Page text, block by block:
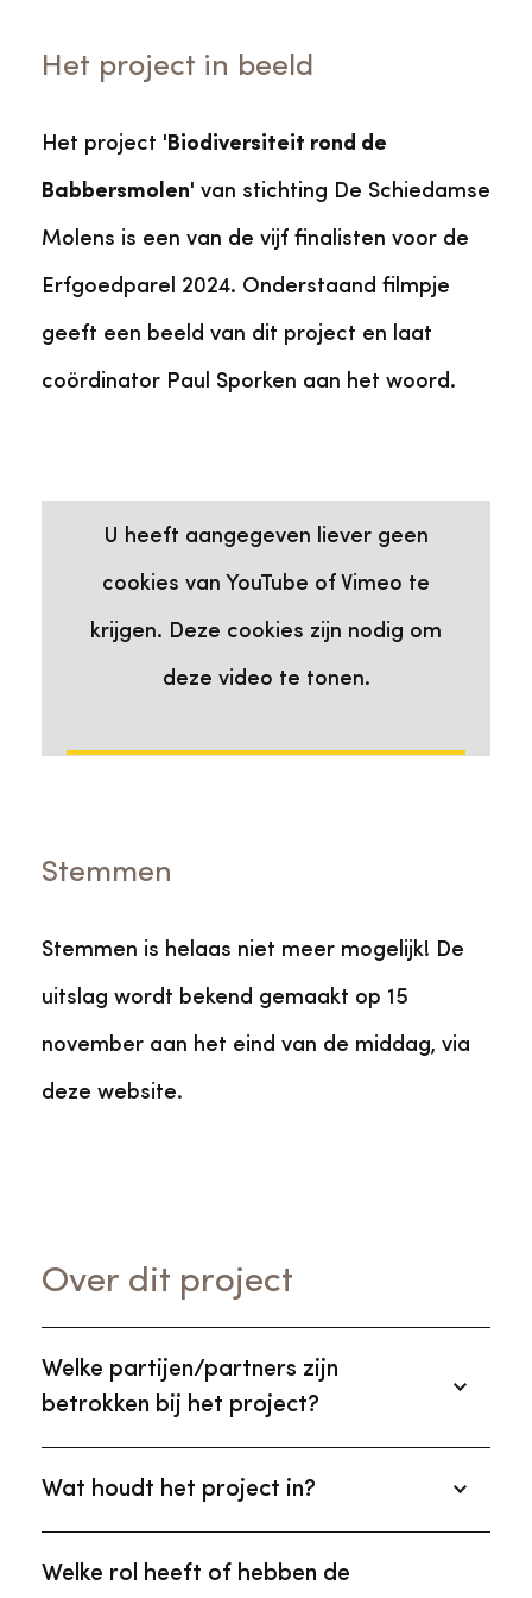
Ervenconsulent
Over de Monumentenwacht
Voorpagina Monumentenwacht
Tarieven
Bekijk meer over ons
Het project in beeld
Het project ' Biodiversiteit rond de
Babbersmolen' van stichting De Schiedamse
Molens is een van de vijf finalisten voor de
Erfgoedparel 2024. Onderstaand filmpje
geeft een beeld van dit project en laat
coördinator Paul Sporken aan het woord.
Bekijk de video op YouTube
U heeft aangegeven liever geen
cookies van YouTube of Vimeo te
krijgen. Deze cookies zijn nodig om
deze video te tonen.
Stemmen
Stemmen is helaas niet meer mogelijk! De
uitslag wordt bekend gemaakt op 15
november aan het eind van de middag, via
deze website.
Over dit project
Welke partijen/partners zijn
betrokken bij het project?
Wat houdt het project in?
stenen poldermolen van Nederland. Hij is in
Welke rol heeft of hebben de